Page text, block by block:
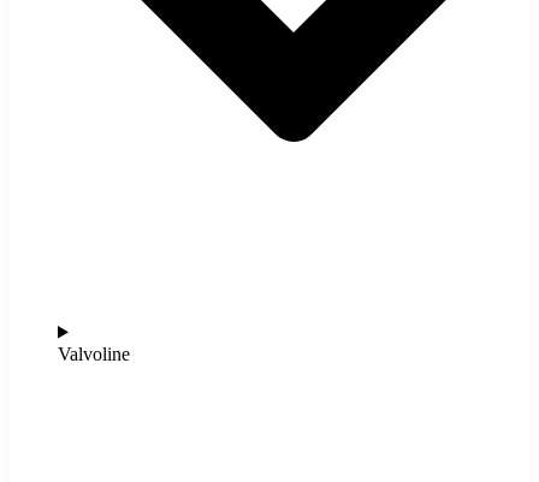
Valvoline